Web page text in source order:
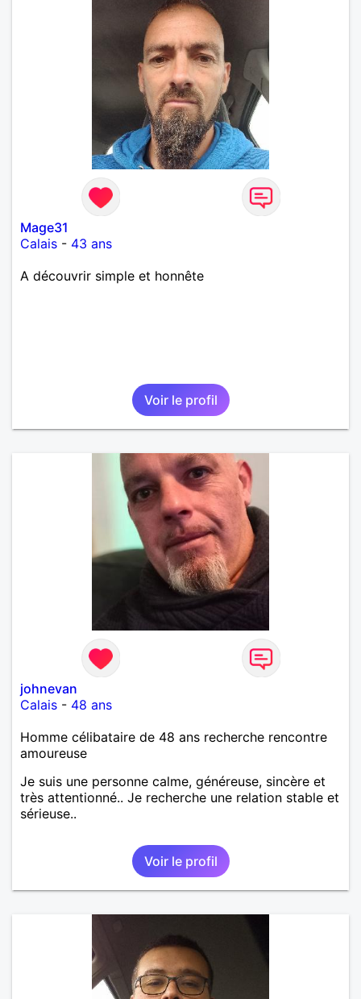
Mage31
Calais - 43 ans
A découvrir simple et honnête
Voir le profil
johnevan
Calais - 48 ans
Homme célibataire de 48 ans recherche rencontre
amoureuse
Je suis une personne calme, généreuse, sincère et
très attentionné.. Je recherche une relation stable et
sérieuse..
Voir le profil